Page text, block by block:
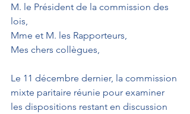
M. le Président de la commission des
lois,
Mme et M. les Rapporteurs,
Mes chers collègues,
Le 11 décembre dernier, la commission
mixte paritaire réunie pour examiner
les dispositions restant en discussion